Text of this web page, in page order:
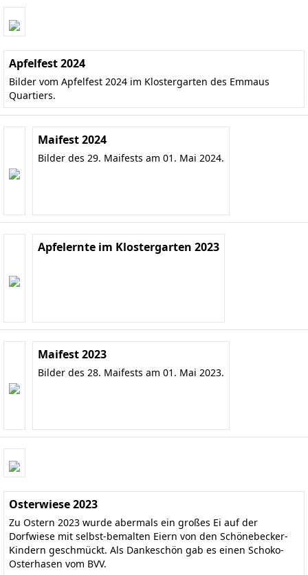
Apfelfest 2024
Bilder vom Apfelfest 2024 im Klostergarten des Emmaus
Quartiers.
Maifest 2024
Bilder des 29. Maifests am 01. Mai 2024.
Apfelernte im Klostergarten 2023
Maifest 2023
Bilder des 28. Maifests am 01. Mai 2023.
Osterwiese 2023
Zu Ostern 2023 wurde abermals ein großes Ei auf der
Dorfwiese mit selbst-bemalten Eiern von den Schönebecker-
Kindern geschmückt. Als Dankeschön gab es einen Schoko-
Osterhasen vom BVV.